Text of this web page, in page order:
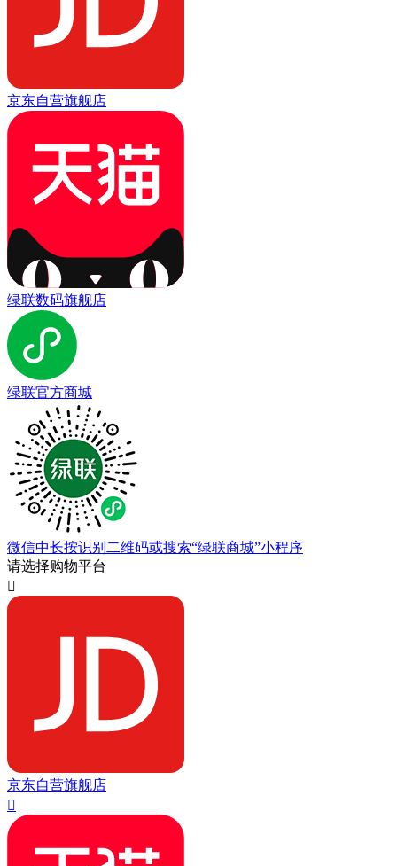
京东自营旗舰店
绿联数码旗舰店
绿联官方商城
微信中长按识别二维码或搜索“绿联商城”小程序
请选择购物平台

京东自营旗舰店
